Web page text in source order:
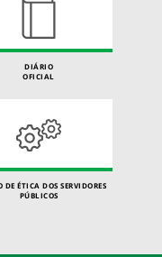
DIÁRIO
OFICIAL
DE ÉTICA DOS SERVIDORES
PÚBLICOS